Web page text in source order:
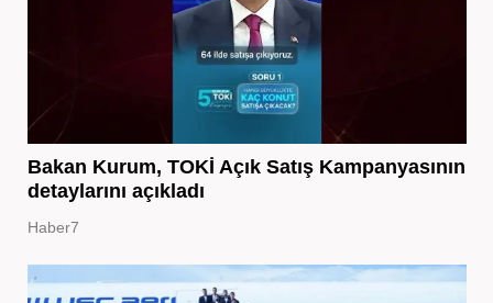
Bakan Kurum, TOKİ Açık Satış Kampanyasının
detaylarını açıkladı
Haber7